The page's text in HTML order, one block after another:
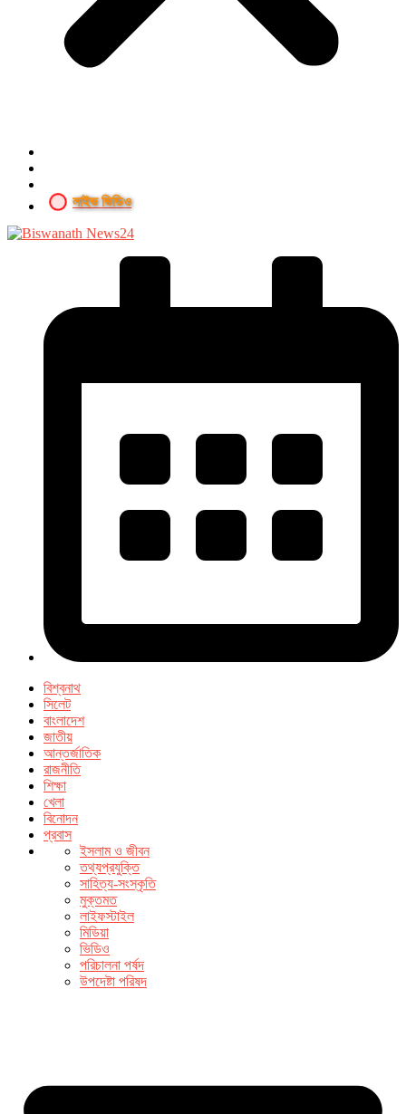
লাইভ ভিডিও
বিশ্বনাথ
সিলেট
বাংলাদেশ
জাতীয়
আন্তর্জাতিক
রাজনীতি
শিক্ষা
খেলা
বিনোদন
প্রবাস
ইসলাম ও জীবন
তথ্যপ্রযুক্তি
সাহিত্য-সংস্কৃতি
মুক্তমত
লাইফস্টাইল
মিডিয়া
ভিডিও
পরিচালনা পর্ষদ
উপদেষ্টা পরিষদ